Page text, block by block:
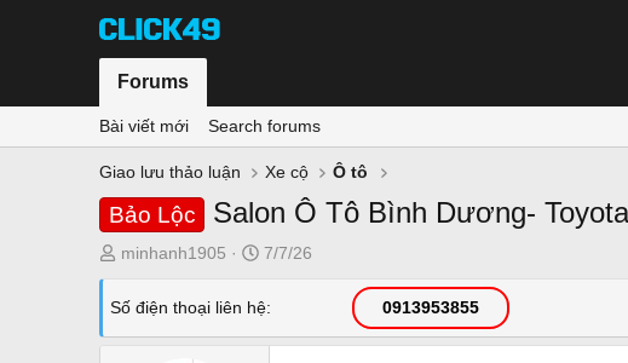
Forums
Bài viết mới Search forums
Giao lưu thảo luận Xe cộ Ô tô
Bảo Lộc Salon Ô Tô Bình Dương-
T
r
minhanh1905
N
à
7/7/26
Số điện thoại liên hệ 0913953855